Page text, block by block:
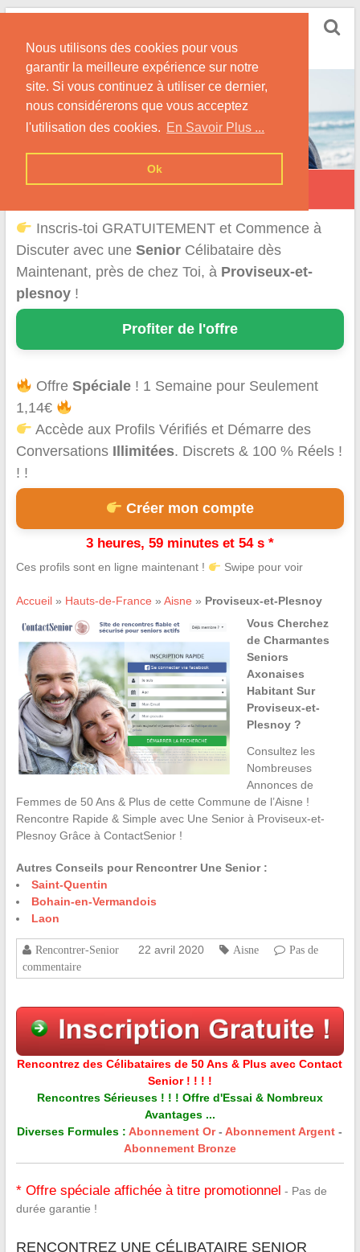
Nous utilisons des cookies pour vous
garantir la meilleure expérience sur notre
site. Si vous continuez à utiliser ce dernier,
nous considérerons que vous acceptez
l'utilisation des cookies. En Savoir Plus ...
Ok
Skip
content
Conseils & Infos pour la Rencontre d'une Senior
Proviseux-et-Plesnoy
Inscris-toi GRATUITEMENT et Commence à
Discuter avec une SeniorCélibataire dès
Maintenant, près de chez Toi, à Proviseux-et-
plesnoy!
Profiter de l'offre
OffreSpéciale ! 1 Semaine pour Seulement
1,14€
Accède aux Profils Vérifiés et Démarre des
Conversations Illimitées. Discrets & 100 % Réels !
! !
Créer mon compte
3 heures, 59 minutes et 54 s *
Ces profils sont en ligne maintenant ! Swipe pour voir
Accueil» Hauts-de-France » Aisne » Proviseux-et-Plesnoy
Vous Cherchez
de Charmantes
Seniors
Axonaises
Habitant Sur
Proviseux-et-
Plesnoy ?
Consultez les
Nombreuses
Annonces de
Femmes de 50 Ans & Plus de cette Commune de l’Aisne !
Rencontre Rapide & Simple avec Une Senior à Proviseux-et-
Plesnoy Grâce à ContactSenior !
Autres Conseils pour Rencontrer Une Senior :
Saint-Quentin
Bohain-en-Vermandois
Laon
Rencontrer-Senior 22 avril 2020 Aisne
Pas de
commentaire
Rencontrez des Célibataires de 50 Ans & Plus avec Contact
Senior ! ! ! !
Rencontres Sérieuses ! ! ! Offre d'Essai & Nombreux
Avantages ...
Diverses Formules : Abonnement Or-Abonnement Argent -
Abonnement Bronze
* Offre spéciale affichée à titre promotionnel - Pas de
durée garantie !
RENCONTREZ UNE CÉLIBATAIRE SENIOR